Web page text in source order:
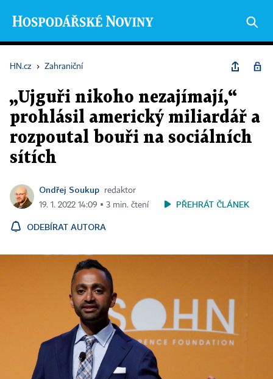
HN.cz › Zahraniční
„Ujguři nikoho nezajímají,“
prohlásil americký miliardář a
rozpoutal bouři na sociálních
sítích
Ondřej Soukup
redaktor
19. 1. 2022 14:09 ▪ 3 min. čtení
PŘEHRÁT ČLÁNEK
ODEBÍRAT AUTORA